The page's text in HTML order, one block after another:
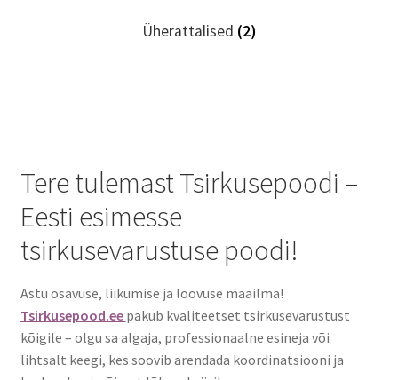
Üherattalised (2)
Tere tulemast Tsirkusepoodi –
Eesti esimesse
tsirkusevarustuse poodi!
Astu osavuse, liikumise ja loovuse maailma!
Tsirkusepood.ee pakub kvaliteetset tsirkusevarustust
kõigile – olgu sa algaja, professionaalne esineja või
lihtsalt keegi, kes soovib arendada koordinatsiooni ja